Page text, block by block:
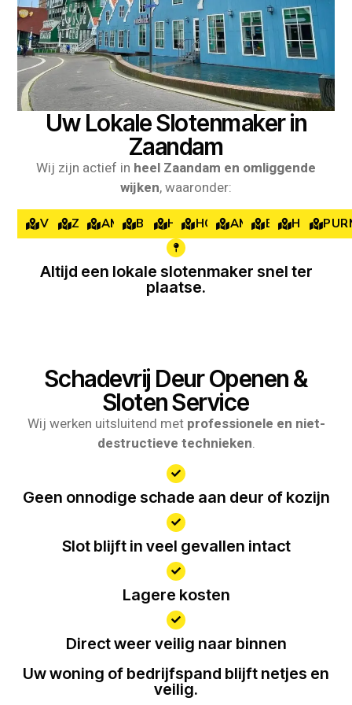
Uw Lokale Slotenmaker in
Zaandam
Wij zijn actief in heel Zaandam en omliggende
wijken, waaronder:
VOLENDAM
ZAANDAM
AMSTERDAM
BEVERWIJK
HARLEEMHOOFDDORP
AMSTELVEEN
BUSSUM
Altijd een lokale slotenmaker snel ter
plaatse.
Schadevrij Deur Openen &
Sloten Service
Wij werken uitsluitend met professionele en niet-
destructieve technieken.
Geen onnodige schade aan deur of kozijn
Slot blijft in veel gevallen intact
Lagere kosten
Direct weer veilig naar binnen
Uw woning of bedrijfspand blijft netjes en
veilig.